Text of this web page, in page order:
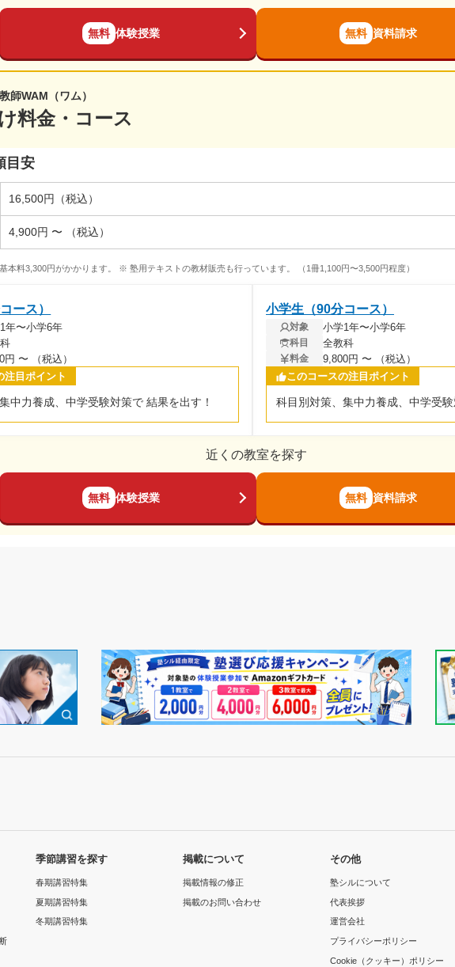
無料 体験授業 無料 資料請求
師WAM（ワム）
料金・コース
目安
16,500円（税込）
4,900円 〜 （税込）
本料3,300円がかかります。 ※ 塾用テキストの教材販売も行っています。 （1冊1,100円〜3,500円程度）
ース）
年〜小学6年
円 〜 （税込）
注目ポイント
中力養成、中学受験対策で 結果を出す！
小学生（90分コース）
対象 小学1年〜小学6年
科目 全教科
料金
9,800円 〜 （税込）
このコースの注目ポイント
科目別対策、集中力養成、中学受験
近くの教室を探す
無料 体験授業 無料 資料請求
季節講習を探す
春期講習特集
夏期講習特集
冬期講習特集
掲載について
掲載情報の修正
掲載のお問い合わせ
その他
塾シルについて
代表挨拶
運営会社
プライバシーポリシー
Cookie（クッキー）ポリシー